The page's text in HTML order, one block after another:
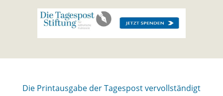
Die Printausgabe der Tagespost vervollständigt